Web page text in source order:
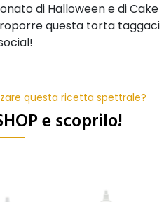
di Halloween e di Cake
questa torta taggaci
questa ricetta spettrale?
e scoprilo!